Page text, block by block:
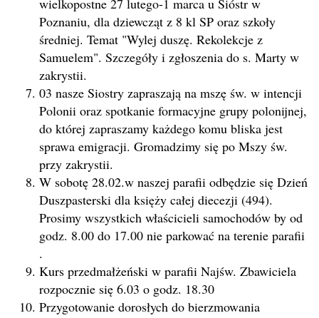
wielkopostne 27 lutego-1 marca u Sióstr w
Poznaniu, dla dziewcząt z 8 kl SP oraz szkoły
średniej. Temat "Wylej duszę. Rekolekcje z
Samuelem". Szczegóły i zgłoszenia do s. Marty w
zakrystii.
03 nasze Siostry zapraszają na mszę św. w intencji
Polonii oraz spotkanie formacyjne grupy polonijnej,
do której zapraszamy każdego komu bliska jest
sprawa emigracji. Gromadzimy się po Mszy św.
przy zakrystii.
W sobotę 28.02.w naszej parafii odbędzie się Dzień
Duszpasterski dla księży całej diecezji (494).
Prosimy wszystkich właścicieli samochodów by od
godz. 8.00 do 17.00 nie parkować na terenie parafii
.
Kurs przedmałżeński w parafii Najśw. Zbawiciela
rozpocznie się 6.03 o godz. 18.30
Przygotowanie dorosłych do bierzmowania